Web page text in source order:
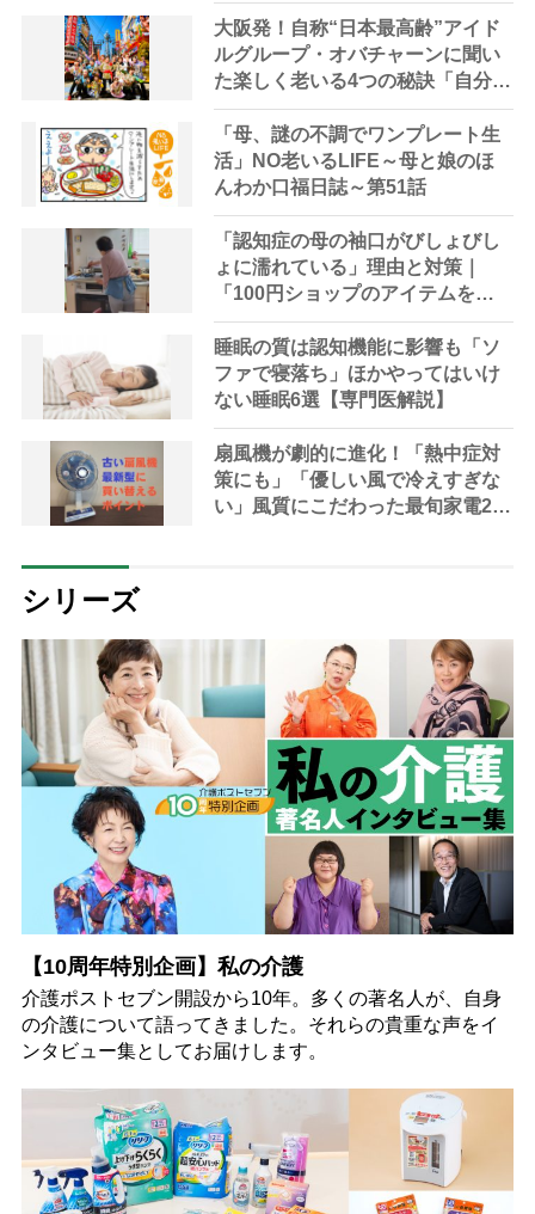
アドバイザーがアドバイス
大阪発！自称“日本最高齢”アイド
ルグループ・オバチャーンに聞い
た楽しく老いる4つの秘訣「自分の
好きなことを楽しむ」
「母、謎の不調でワンプレート生
活」NO老いるLIFE～母と娘のほ
んわか口福日誌～第51話
「認知症の母の袖口がびしょびし
ょに濡れている」理由と対策｜
「100円ショップのアイテムを使
ってみたが残念な結果に」
睡眠の質は認知機能に影響も「ソ
ファで寝落ち」ほかやってはいけ
ない睡眠6選【専門医解説】
扇風機が劇的に進化！「熱中症対
策にも」「優しい風で冷えすぎな
い」風質にこだわった最旬家電2選
シリーズ
【10周年特別企画】私の介護
介護ポストセブン開設から10年。多くの著名人が、自身
の介護について語ってきました。それらの貴重な声をイ
ンタビュー集としてお届けします。